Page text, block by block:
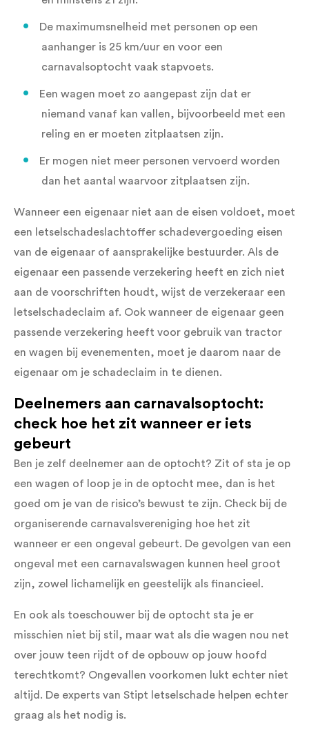
De maximumsnelheid met personen op een
aanhanger is 25 km/uur en voor een
carnavalsoptocht vaak stapvoets.
Een wagen moet zo aangepast zijn dat er
niemand vanaf kan vallen, bijvoorbeeld met een
reling en er moeten zitplaatsen zijn.
Er mogen niet meer personen vervoerd worden
dan het aantal waarvoor zitplaatsen zijn.
Wanneer een eigenaar niet aan de eisen voldoet, moet
een letselschadeslachtoffer schadevergoeding eisen
van de eigenaar of aansprakelijke bestuurder. Als de
eigenaar een passende verzekering heeft en zich niet
aan de voorschriften houdt, wijst de verzekeraar een
letselschadeclaim af. Ook wanneer de eigenaar geen
passende verzekering heeft voor gebruik van tractor
en wagen bij evenementen, moet je daarom naar de
eigenaar om je schadeclaim in te dienen.
Deelnemers aan carnavalsoptocht:
check hoe het zit wanneer er iets
gebeurt
Ben je zelf deelnemer aan de optocht? Zit of sta je op
een wagen of loop je in de optocht mee, dan is het
goed om je van de risico’s bewust te zijn. Check bij de
organiserende carnavalsvereniging hoe het zit
wanneer er een ongeval gebeurt. De gevolgen van een
ongeval met een carnavalswagen kunnen heel groot
zijn, zowel lichamelijk en geestelijk als financieel.
En ook als toeschouwer bij de optocht sta je er
misschien niet bij stil, maar wat als die wagen nou net
over jouw teen rijdt of de opbouw op jouw hoofd
terechtkomt? Ongevallen voorkomen lukt echter niet
altijd. De experts van Stipt letselschade helpen echter
graag als het nodig is.